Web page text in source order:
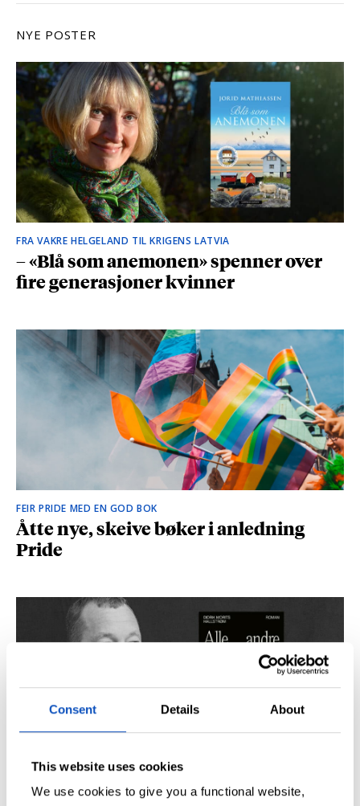
Consent Details About
This website uses cookies
We use cookies to give you a functional website,
NYE POSTER
FRA VAKRE HELGELAND TIL KRIGENS LATVIA
– «Blå som anemonen» spenner over
fire generasjoner kvinner
FEIR PRIDE MED EN GOD BOK
Åtte nye, skeive bøker i anledning
Pride
SÅ DU NRK-DOKUMENTAREN «AGENTEN»?
Didrik M. Hallstrøm: – Alt det med CIA